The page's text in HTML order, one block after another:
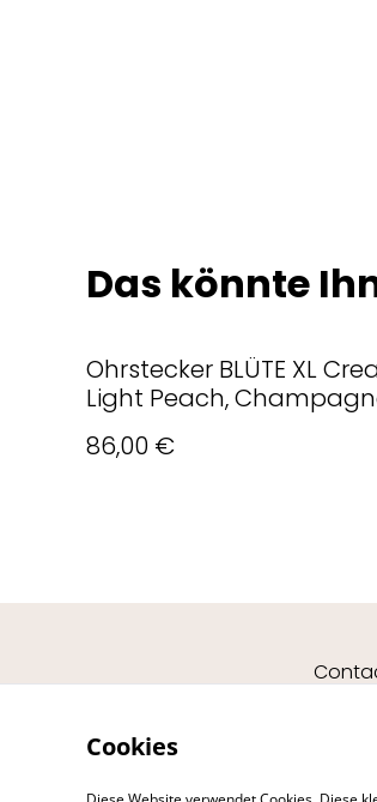
Das könnte
Ohrstecker BLÜTE XL
Light Peach,
86,00 €
Cookies